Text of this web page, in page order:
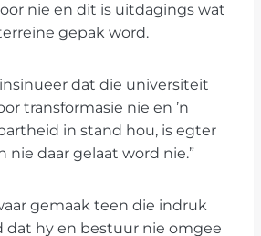
nie en dit is uitdagings wat
gepak word.
dat die universiteit
transformasie nie en ’n
in stand hou, is egter
nie daar gelaat word nie.”
gemaak teen die indruk
dat hy en bestuur nie omgee